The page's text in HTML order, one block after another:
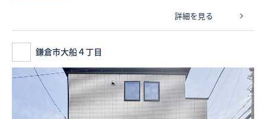
詳細を見る
鎌倉市大船４丁目